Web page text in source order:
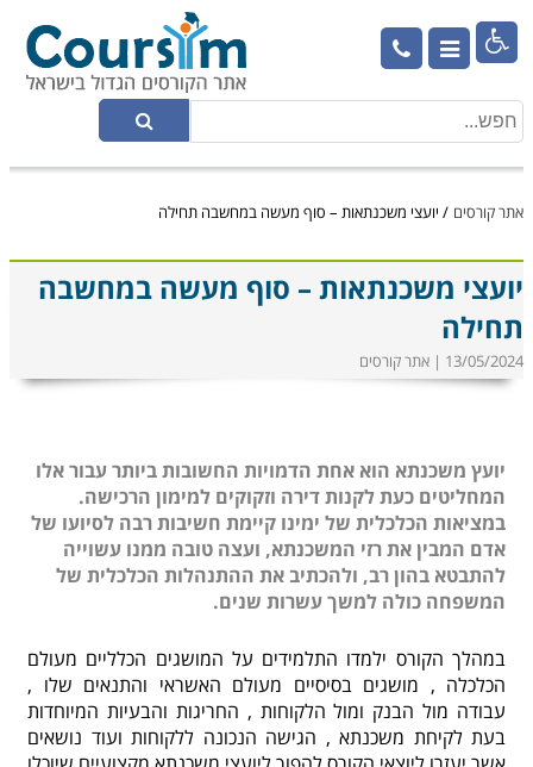

אתר קורסים / יועצי משכנתאות – סוף מעשה במחשבה תחילה
יועצי משכנתאות – סוף מעשה במחשבה
תחילה
13/05/2024 | אתר קורסים
יועץ משכנתא הוא אחת הדמויות החשובות ביותר עבור אלו
המחליטים כעת לקנות דירה וזקוקים למימון הרכישה.
במציאות הכלכלית של ימינו קיימת חשיבות רבה לסיועו של
אדם המבין את רזי המשכנתא, ועצה טובה ממנו עשוייה
להתבטא בהון רב, ולהכתיב את ההתנהלות הכלכלית של
המשפחה כולה למשך עשרות שנים.
במהלך הקורס ילמדו התלמידים על המושגים הכלליים מעולם
הכלכלה , מושגים בסיסיים מעולם האשראי והתנאים שלו ,
עבודה מול הבנק ומול הלקוחות , החריגות והבעיות המיוחדות
בעת לקיחת משכנתא , הגישה הנכונה ללקוחות ועוד נושאים